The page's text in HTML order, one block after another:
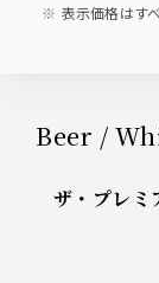
表示価格はす
Beer /
ザ・プ